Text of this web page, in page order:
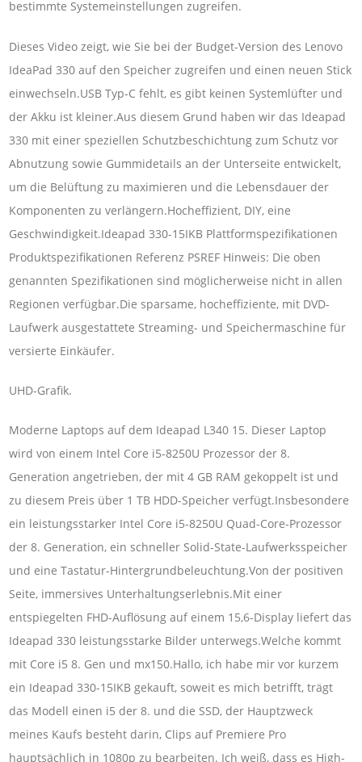
bestimmte Systemeinstellungen zugreifen.
Dieses Video zeigt, wie Sie bei der Budget-Version des Lenovo
IdeaPad 330 auf den Speicher zugreifen und einen neuen Stick
einwechseln.USB Typ-C fehlt, es gibt keinen Systemlüfter und
der Akku ist kleiner.Aus diesem Grund haben wir das Ideapad
330 mit einer speziellen Schutzbeschichtung zum Schutz vor
Abnutzung sowie Gummidetails an der Unterseite entwickelt,
um die Belüftung zu maximieren und die Lebensdauer der
Komponenten zu verlängern.Hocheffizient, DIY, eine
Geschwindigkeit.Ideapad 330-15IKB Plattformspezifikationen
Produktspezifikationen Referenz PSREF Hinweis: Die oben
genannten Spezifikationen sind möglicherweise nicht in allen
Regionen verfügbar.Die sparsame, hocheffiziente, mit DVD-
Laufwerk ausgestattete Streaming- und Speichermaschine für
versierte Einkäufer.
UHD-Grafik.
Moderne Laptops auf dem Ideapad L340 15. Dieser Laptop
wird von einem Intel Core i5-8250U Prozessor der 8.
Generation angetrieben, der mit 4 GB RAM gekoppelt ist und
zu diesem Preis über 1 TB HDD-Speicher verfügt.Insbesondere
ein leistungsstarker Intel Core i5-8250U Quad-Core-Prozessor
der 8. Generation, ein schneller Solid-State-Laufwerksspeicher
und eine Tastatur-Hintergrundbeleuchtung.Von der positiven
Seite, immersives Unterhaltungserlebnis.Mit einer
entspiegelten FHD-Auflösung auf einem 15,6-Display liefert das
Ideapad 330 leistungsstarke Bilder unterwegs.Welche kommt
mit Core i5 8. Gen und mx150.Hallo, ich habe mir vor kurzem
ein Ideapad 330-15IKB gekauft, soweit es mich betrifft, trägt
das Modell einen i5 der 8. und die SSD, der Hauptzweck
meines Kaufs besteht darin, Clips auf Premiere Pro
hauptsächlich in 1080p zu bearbeiten. Ich weiß, dass es High-